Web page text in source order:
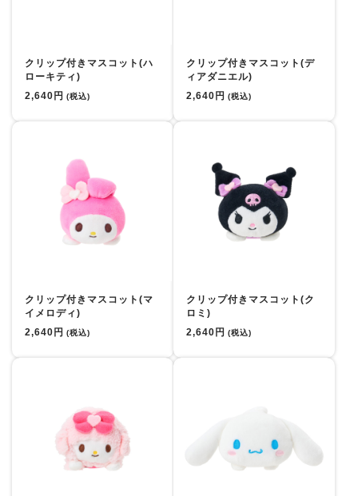
クリップ付きマスコット(ハ
ローキティ)
2,640円 (税込)
クリップ付きマスコット(デ
ィアダニエル)
2,640円 (税込)
クリップ付きマスコット(マ
イメロディ)
2,640円 (税込)
クリップ付きマスコット(ク
ロミ)
2,640円 (税込)